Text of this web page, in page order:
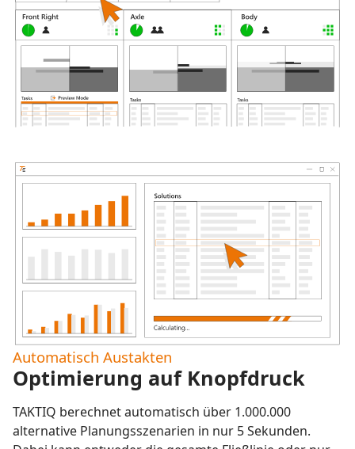
Automatisch Austakten
Optimierung auf Knopfdruck
TAKTIQ berechnet automatisch über 1.000.000
alternative Planungsszenarien in nur 5 Sekunden.